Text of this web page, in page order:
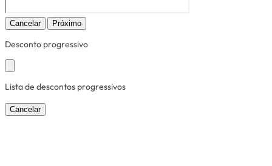
Cancelar Próximo
Desconto progressivo
Lista de descontos progressivos
Cancelar